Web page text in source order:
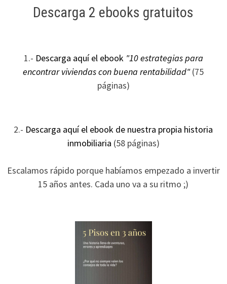
Descarga 2 ebooks gratuitos
1.- Descarga aquí el ebook "10 estrategias para
encontrar viviendas con buena rentabilidad"(75
páginas)
2.- Descarga aquí el ebook de nuestra propia historia
inmobiliaria (58 páginas)
Escalamos rápido porque habíamos empezado a invertir
15 años antes. Cada uno va a su ritmo ;)
mientras visitas
nuestro sitio,
ofertas
personalizados.